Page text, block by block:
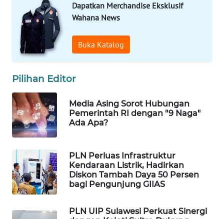
Dapatkan Merchandise Eksklusif
Wahana News
Buka Katalog
Pilihan Editor
Media Asing Sorot Hubungan
Pemerintah RI dengan "9 Naga"
Ada Apa?
PLN Perluas Infrastruktur
Kendaraan Listrik, Hadirkan
Diskon Tambah Daya 50 Persen
bagi Pengunjung GIIAS
PLN UIP Sulawesi Perkuat Sinergi
WAHANA
DESA
WISATA
LAPAK
WAHANA
Network
KONSUMEN
LISTRIK
MASYARAKAT
KELISTRIKAN
ID